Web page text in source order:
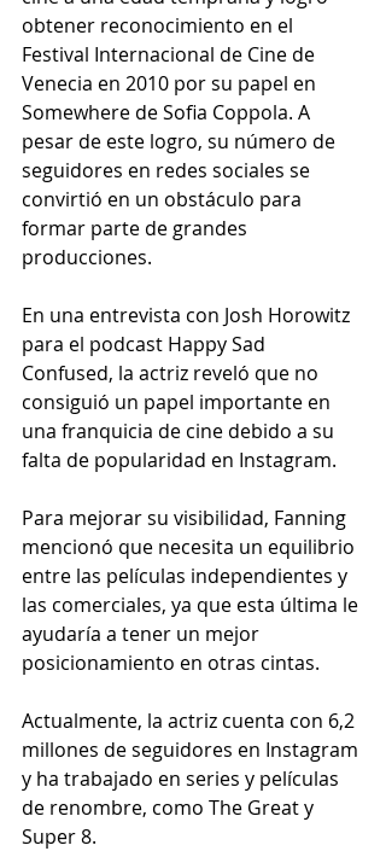
obtener reconocimiento en el
Festival Internacional de Cine de
Venecia en 2010 por su papel en
Somewhere de Sofia Coppola. A
pesar de este logro, su número de
seguidores en redes sociales se
convirtió en un obstáculo para
formar parte de grandes
producciones.
En una entrevista con Josh Horowitz
para el podcast Happy Sad
Confused, la actriz reveló que no
consiguió un papel importante en
una franquicia de cine debido a su
falta de popularidad en Instagram.
Para mejorar su visibilidad, Fanning
mencionó que necesita un equilibrio
entre las películas independientes y
las comerciales, ya que esta última le
ayudaría a tener un mejor
posicionamiento en otras cintas.
Actualmente, la actriz cuenta con 6,2
millones de seguidores en Instagram
y ha trabajado en series y películas
de renombre, como The Great y
Super 8.